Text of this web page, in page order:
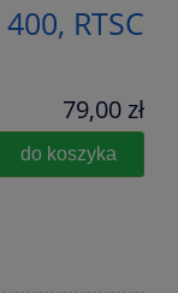
RTSC
79,00 zł
do koszyka